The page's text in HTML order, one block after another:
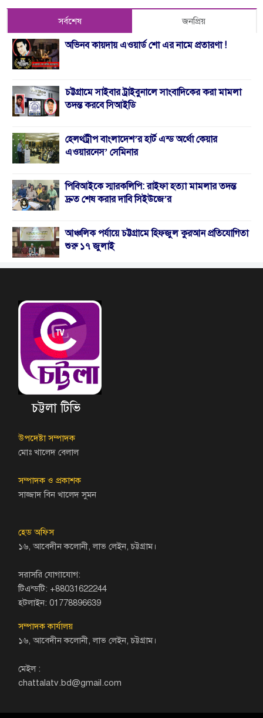
সর্বশেষ জনপ্রিয়
অভিনব কায়দায় এওয়ার্ড শো এর নামে প্রতারণা !
চট্টগ্রামে সাইবার ট্রাইবুনালে সাংবাদিকের করা মামলা
তদন্ত করবে সিআইডি
হেলথট্রীপ বাংলাদেশ’র হার্ট এন্ড অর্থো কেয়ার
এওয়ারনেস’ সেমিনার
পিবিআইকে স্মারকলিপি: রাইফা হত্যা মামলার তদন্ত
দ্রুত শেষ করার দাবি সিইউজে’র
আঞ্চলিক পর্যায়ে চট্টগ্রামে হিফজুল কুরআন প্রতিযোগিতা
শুরু ১৭ জুলাই
চট্টলা টিভি
উপদেষ্টা সম্পাদক
মোঃ খালেদ বেলাল
সম্পাদক ও প্রকাশক
সাজ্জাদ বিন খালেদ সুমন
হেড অফিস
১৬, আবেদীন কলোনী, লাভ লেইন, চট্টগ্রাম।
সরাসরি যোগাযোগ:
টিএন্ডটি: +88031622244
হটলাইন: 01778896639
সম্পাদক কার্যালয়
১৬, আবেদীন কলোনী, লাভ লেইন, চট্টগ্রাম।
মেইল :
chattalatv.bd@gmail.com